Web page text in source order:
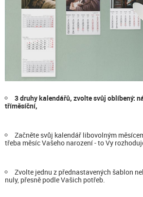
3 druhy kalendářů, zvolte svůj oblíbený:
tříměsíční,
Začněte svůj kalendář libovolným
třeba měsíc Vašeho narození - to Vy
Zvolte jednu z přednastavených šablon
nuly, přesně podle Vašich potřeb.